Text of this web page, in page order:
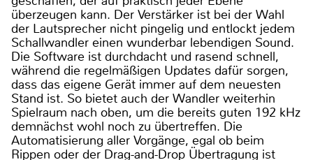
überzeugen kann. Der Verstärker ist bei der Wahl
der Lautsprecher nicht pingelig und entlockt jedem
Schallwandler einen wunderbar lebendigen Sound.
Die Software ist durchdacht und rasend schnell,
während die regelmäßigen Updates dafür sorgen,
dass das eigene Gerät immer auf dem neuesten
Stand ist. So bietet auch der Wandler weiterhin
Spielraum nach oben, um die bereits guten 192 kHz
demnächst wohl noch zu übertreffen. Die
Automatisierung aller Vorgänge, egal ob beim
Rippen oder der Drag-and-Drop Übertragung ist